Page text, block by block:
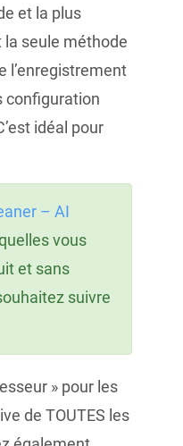
et la plus
la seule méthode
l’enregistrement
configuration
idéal pour
– AI
vous
et sans
suivre
» pour les
de TOUTES les